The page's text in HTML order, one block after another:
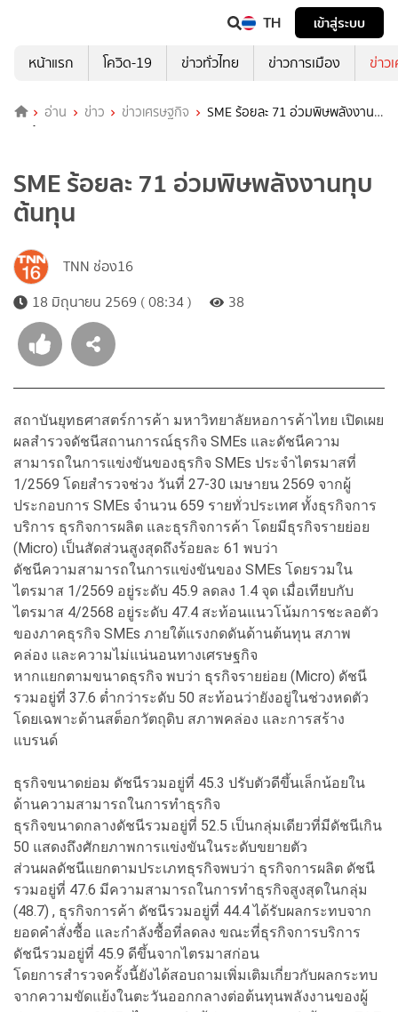
TH
เข้าสู่ระบบ
หน้าแรก
โควิด-19 ข่าวทั่วไทย ข่าวการเมือง ข่าว
อ่าน ข่าว ข่าวเศรษฐกิจ
SME ร้อยละ 71 อ่วมพิษพลังงาน
ทุบต้นทุน
SME ร้อยละ 71 อ่วมพิษพลังงานทุบ
ต้นทุน
TNN ช่อง16
18 มิถุนายน 2569 ( 08:34 )
38
สถาบันยุทธศาสตร์การค้า มหาวิทยาลัยหอการค้าไทย เปิดเผย
ผลสำรวจดัชนีสถานการณ์ธุรกิจ SMEs และดัชนีความ
สามารถในการแข่งขันของธุรกิจ SMEs ประจำไตรมาสที่
1/2569 โดยสำรวจช่วง วันที่ 27-30 เมษายน 2569 จากผู้
ประกอบการ SMEs จำนวน 659 รายทั่วประเทศ ทั้งธุรกิจการ
บริการ ธุรกิจการผลิต และธุรกิจการค้า โดยมีธุรกิจรายย่อย
(Micro) เป็นสัดส่วนสูงสุดถึงร้อยละ 61 พบว่า
ดัชนีความสามารถในการแข่งขันของ SMEs โดยรวมใน
ไตรมาส 1/2569 อยู่ระดับ 45.9 ลดลง 1.4 จุด เมื่อเทียบกับ
ไตรมาส 4/2568 อยู่ระดับ 47.4 สะท้อนแนวโน้มการชะลอตัว
ของภาคธุรกิจ SMEs ภายใต้แรงกดดันด้านต้นทุน สภาพ
คล่อง และความไม่แน่นอนทางเศรษฐกิจ
หากแยกตามขนาดธุรกิจ พบว่า ธุรกิจรายย่อย (Micro) ดัชนี
รวมอยู่ที่ 37.6 ต่ำกว่าระดับ 50 สะท้อนว่ายังอยู่ในช่วงหดตัว
โดยเฉพาะด้านสต็อกวัตถุดิบ สภาพคล่อง และการสร้าง
แบรนด์
ธุรกิจขนาดย่อม ดัชนีรวมอยู่ที่ 45.3 ปรับตัวดีขึ้นเล็กน้อยใน
ด้านความสามารถในการทำธุรกิจ
ธุรกิจขนาดกลางดัชนีรวมอยู่ที่ 52.5 เป็นกลุ่มเดียวที่มีดัชนีเกิน
50 แสดงถึงศักยภาพการแข่งขันในระดับขยายตัว
ส่วนผลดัชนีแยกตามประเภทธุรกิจพบว่า ธุรกิจการผลิต ดัชนี
รวมอยู่ที่ 47.6 มีความสามารถในการทำธุรกิจสูงสุดในกลุ่ม
(48.7) , ธุรกิจการค้า ดัชนีรวมอยู่ที่ 44.4 ได้รับผลกระทบจาก
ยอดคำสั่งซื้อ และกำลังซื้อที่ลดลง ขณะที่ธุรกิจการบริการ
ดัชนีรวมอยู่ที่ 45.9 ดีขึ้นจากไตรมาสก่อน
โดยการสำรวจครั้งนี้ยังได้สอบถามเพิ่มเติมเกี่ยวกับผลกระทบ
จากความขัดแย้งในตะวันออกกลางต่อต้นทุนพลังงานของผู้